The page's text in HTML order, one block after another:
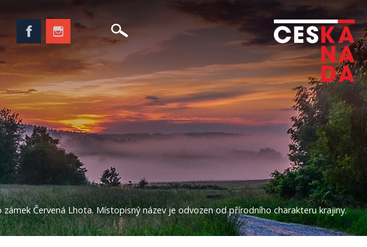
Červená Lhota. Místopisný název je odvozen od přírodního charakteru krajiny.